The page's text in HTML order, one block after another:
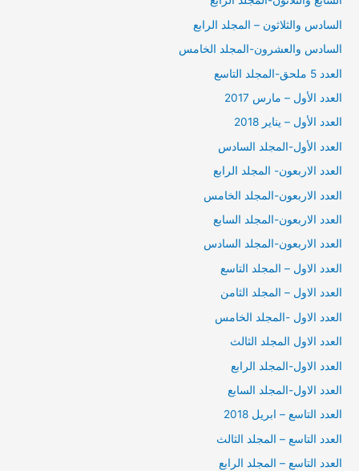
السادس والثلاثون – المجلد الرابع
السادس والعشرون-المجلد الخامس
العدد 5 ملحق-المجلد التاسع
العدد الأول – مارس 2017
العدد الأول – يناير 2018
العدد الأول-المجلد السادس
العدد الاربعون- المجلد الرابع
العدد الاربعون-المجلد الخامس
العدد الاربعون-المجلد السابع
العدد الاربعون-المجلد السادس
العدد الاول – المجلد التاسع
العدد الاول – المجلد الثامن
العدد الاول -المجلد الخامس
العدد الاول المجلد الثالث
العدد الاول-المجلد الرابع
العدد الاول-المجلد السابع
العدد التاسع – ابريل 2018
العدد التاسع – المجلد الثالث
العدد التاسع – المجلد الرابع